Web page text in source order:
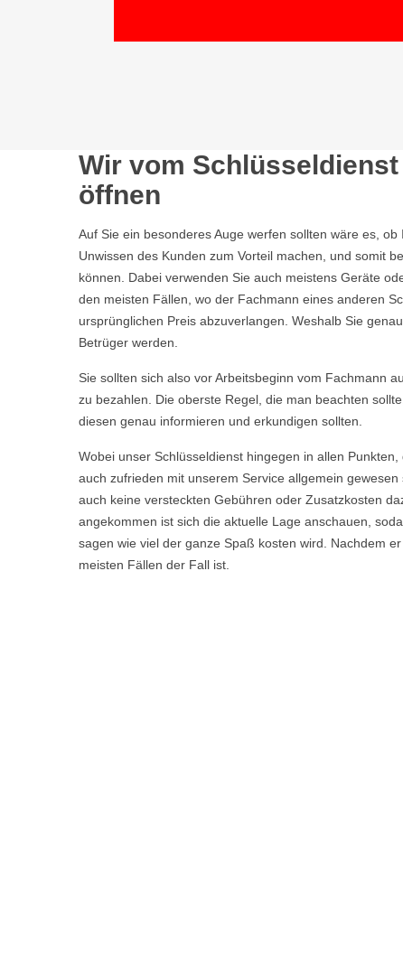
Wir vom
öffnen
Auf Sie ein besonderes Auge werfen sollten wäre es,
Unwissen des Kunden zum Vorteil machen, und somit
können. Dabei verwenden Sie auch meistens Geräte
den meisten Fällen, wo der Fachmann eines anderen
ursprünglichen Preis abzuverlangen. Weshalb Sie
Betrüger werden.
Sie sollten sich also vor Arbeitsbeginn vom Fachmann
zu bezahlen. Die oberste Regel, die man beachten
diesen genau informieren und erkundigen sollten.
Wobei unser Schlüsseldienst hingegen in allen
auch zufrieden mit unserem Service allgemein
auch keine versteckten Gebühren oder Zusatzkosten
angekommen ist sich die aktuelle Lage anschauen,
sagen wie viel der ganze Spaß kosten wird. Nachdem
meisten Fällen der Fall ist.